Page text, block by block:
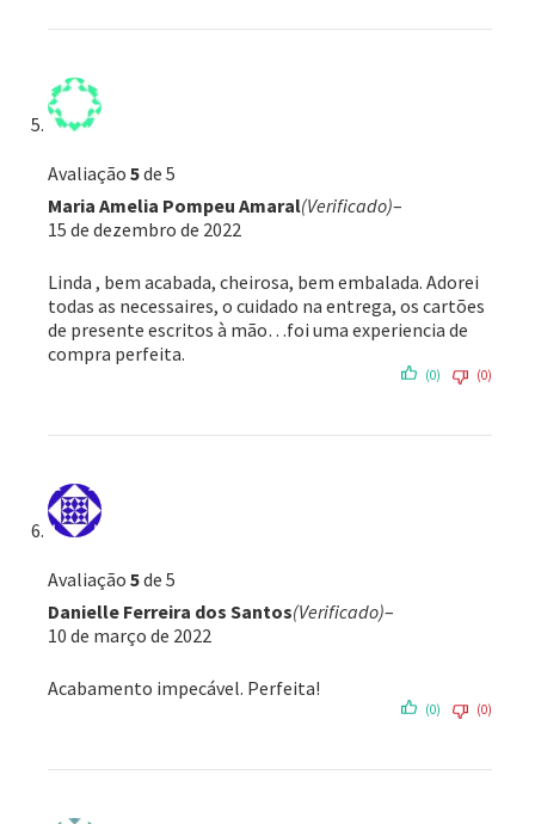
Avaliação 5de 5
Maria Amelia Pompeu Amaral(Verificado)–
15 de dezembro de 2022
Linda , bem acabada, cheirosa, bem embalada. Adorei
todas as necessaires, o cuidado na entrega, os cartões
de presente escritos à mão…foi uma experiencia de
compra perfeita.
(0) (0)
Avaliação 5de 5
Danielle Ferreira dos Santos(Verificado)–
10 de março de 2022
Acabamento impecável. Perfeita!
(0) (0)